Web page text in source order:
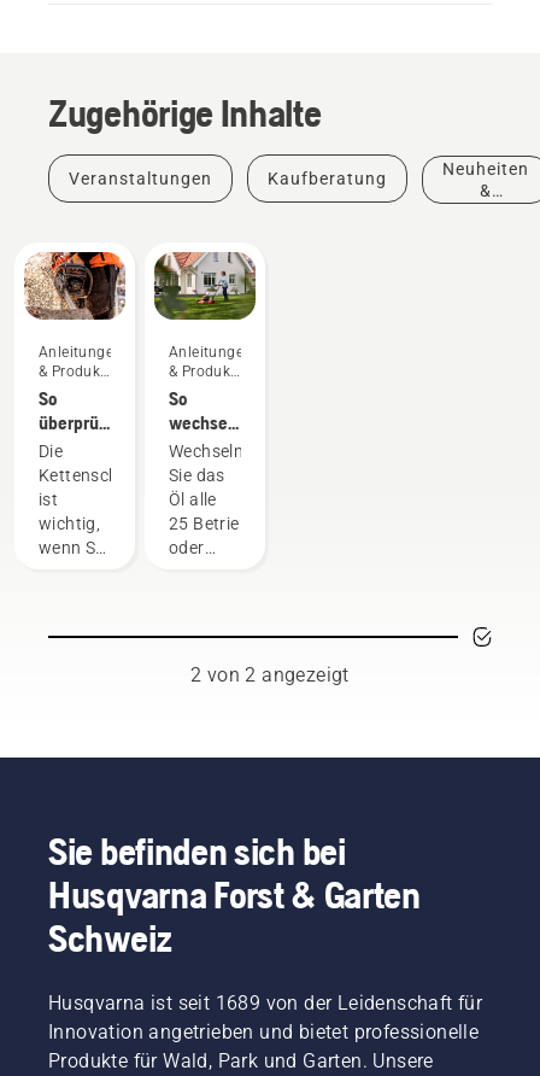
Zugehörige Inhalte
Veranstaltungen Kaufberatung
Neuheiten
&
Anleitungen
& Produkt-
Leitfäden
So
überprüfen
Sie, dass
die
Kettenschmierung
Ihrer
Kettensäge
Die
Kettenschmierung
ist
wichtig,
wenn Sie
um eine
und
sicherzustellen,
dass sie
sich
reibungsfrei
um das
bewegt.
Dies
verlängert
Anleitungen
& Produkt-
Leitfäden
So
wechseln
Sie das
Öl Ihres
Husqvarna
Rasenmähers
Wechseln
Sie das
Öl alle
25 Betriebsstunden
oder
Bei
staubigen
öfter
wechseln.
Es gibt
zwei
Möglichkeiten,
das Öl
Beide
Methoden
werden
2 von 2 angezeigt
Sie befinden sich bei
Husqvarna Forst & Garten
Schweiz
Husqvarna ist seit 1689 von der Leidenschaft für
Innovation angetrieben und bietet professionelle
Produkte für Wald, Park und Garten. Unsere